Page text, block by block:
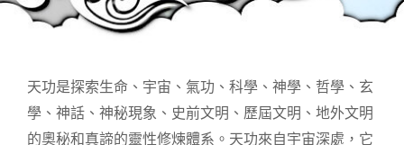
天功是探索生命、宇宙、氣功、科學、神學、哲學、玄
學、神話、神秘現象、史前文明、歷屆文明、地外文明
的奧秘和真諦的靈性修煉體系。天功來自宇宙深處，它